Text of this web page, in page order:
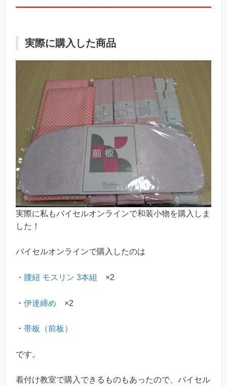
実際に購入した商品
実際に私もバイセルオンラインで和装小物を購入しま
した！
バイセルオンラインで購入したのは
・ 腰紐 モスリン 3本組 ×2
・ 伊達締め ×2
・ 帯板（前板）
です。
着付け教室で購入できるものもあったので、バイセル